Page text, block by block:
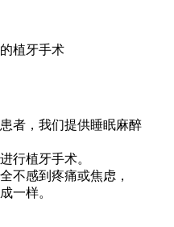
植牙手术
者，我们提供睡眠麻醉
行植牙手术。
不感到疼痛或焦虑，
一样。